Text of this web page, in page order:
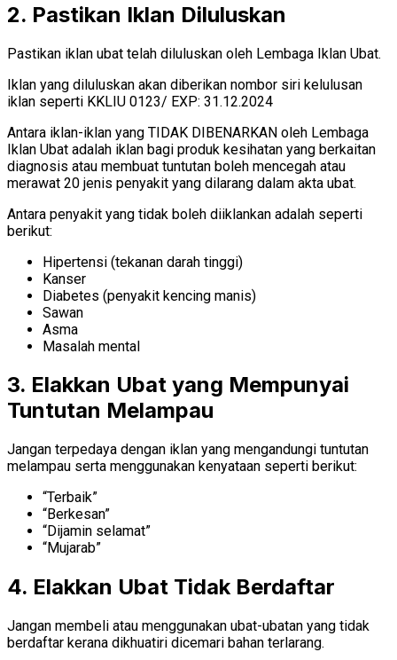
2. Pastikan Iklan Diluluskan
Pastikan iklan ubat telah diluluskan oleh Lembaga Iklan Ubat.
Iklan yang diluluskan akan diberikan nombor siri kelulusan
iklan seperti KKLIU 0123/ EXP: 31.12.2024
Antara iklan-iklan yang TIDAK DIBENARKAN oleh Lembaga
Iklan Ubat adalah iklan bagi produk kesihatan yang berkaitan
diagnosis atau membuat tuntutan boleh mencegah atau
merawat 20 jenis penyakit yang dilarang dalam akta ubat.
Antara penyakit yang tidak boleh diiklankan adalah seperti
berikut:
Hipertensi (tekanan darah tinggi)
Kanser
Diabetes (penyakit kencing manis)
Sawan
Asma
Masalah mental
3. Elakkan Ubat yang Mempunyai
Tuntutan Melampau
Jangan terpedaya dengan iklan yang mengandungi tuntutan
melampau serta menggunakan kenyataan seperti berikut:
“Terbaik”
“Berkesan”
“Dijamin selamat”
“Mujarab”
4. Elakkan Ubat Tidak Berdaftar
Jangan membeli atau menggunakan ubat-ubatan yang tidak
berdaftar kerana dikhuatiri dicemari bahan terlarang.